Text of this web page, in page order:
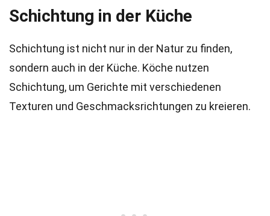
Schichtung in der Küche
Schichtung ist nicht nur in der Natur zu finden,
sondern auch in der Küche. Köche nutzen
Schichtung, um Gerichte mit verschiedenen
Texturen und Geschmacksrichtungen zu kreieren.